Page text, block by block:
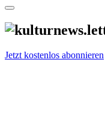
Jetzt kostenlos abonnieren